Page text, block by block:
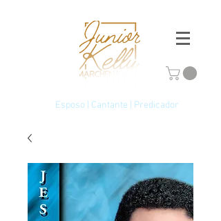
Esposo | Cantante | Predicador